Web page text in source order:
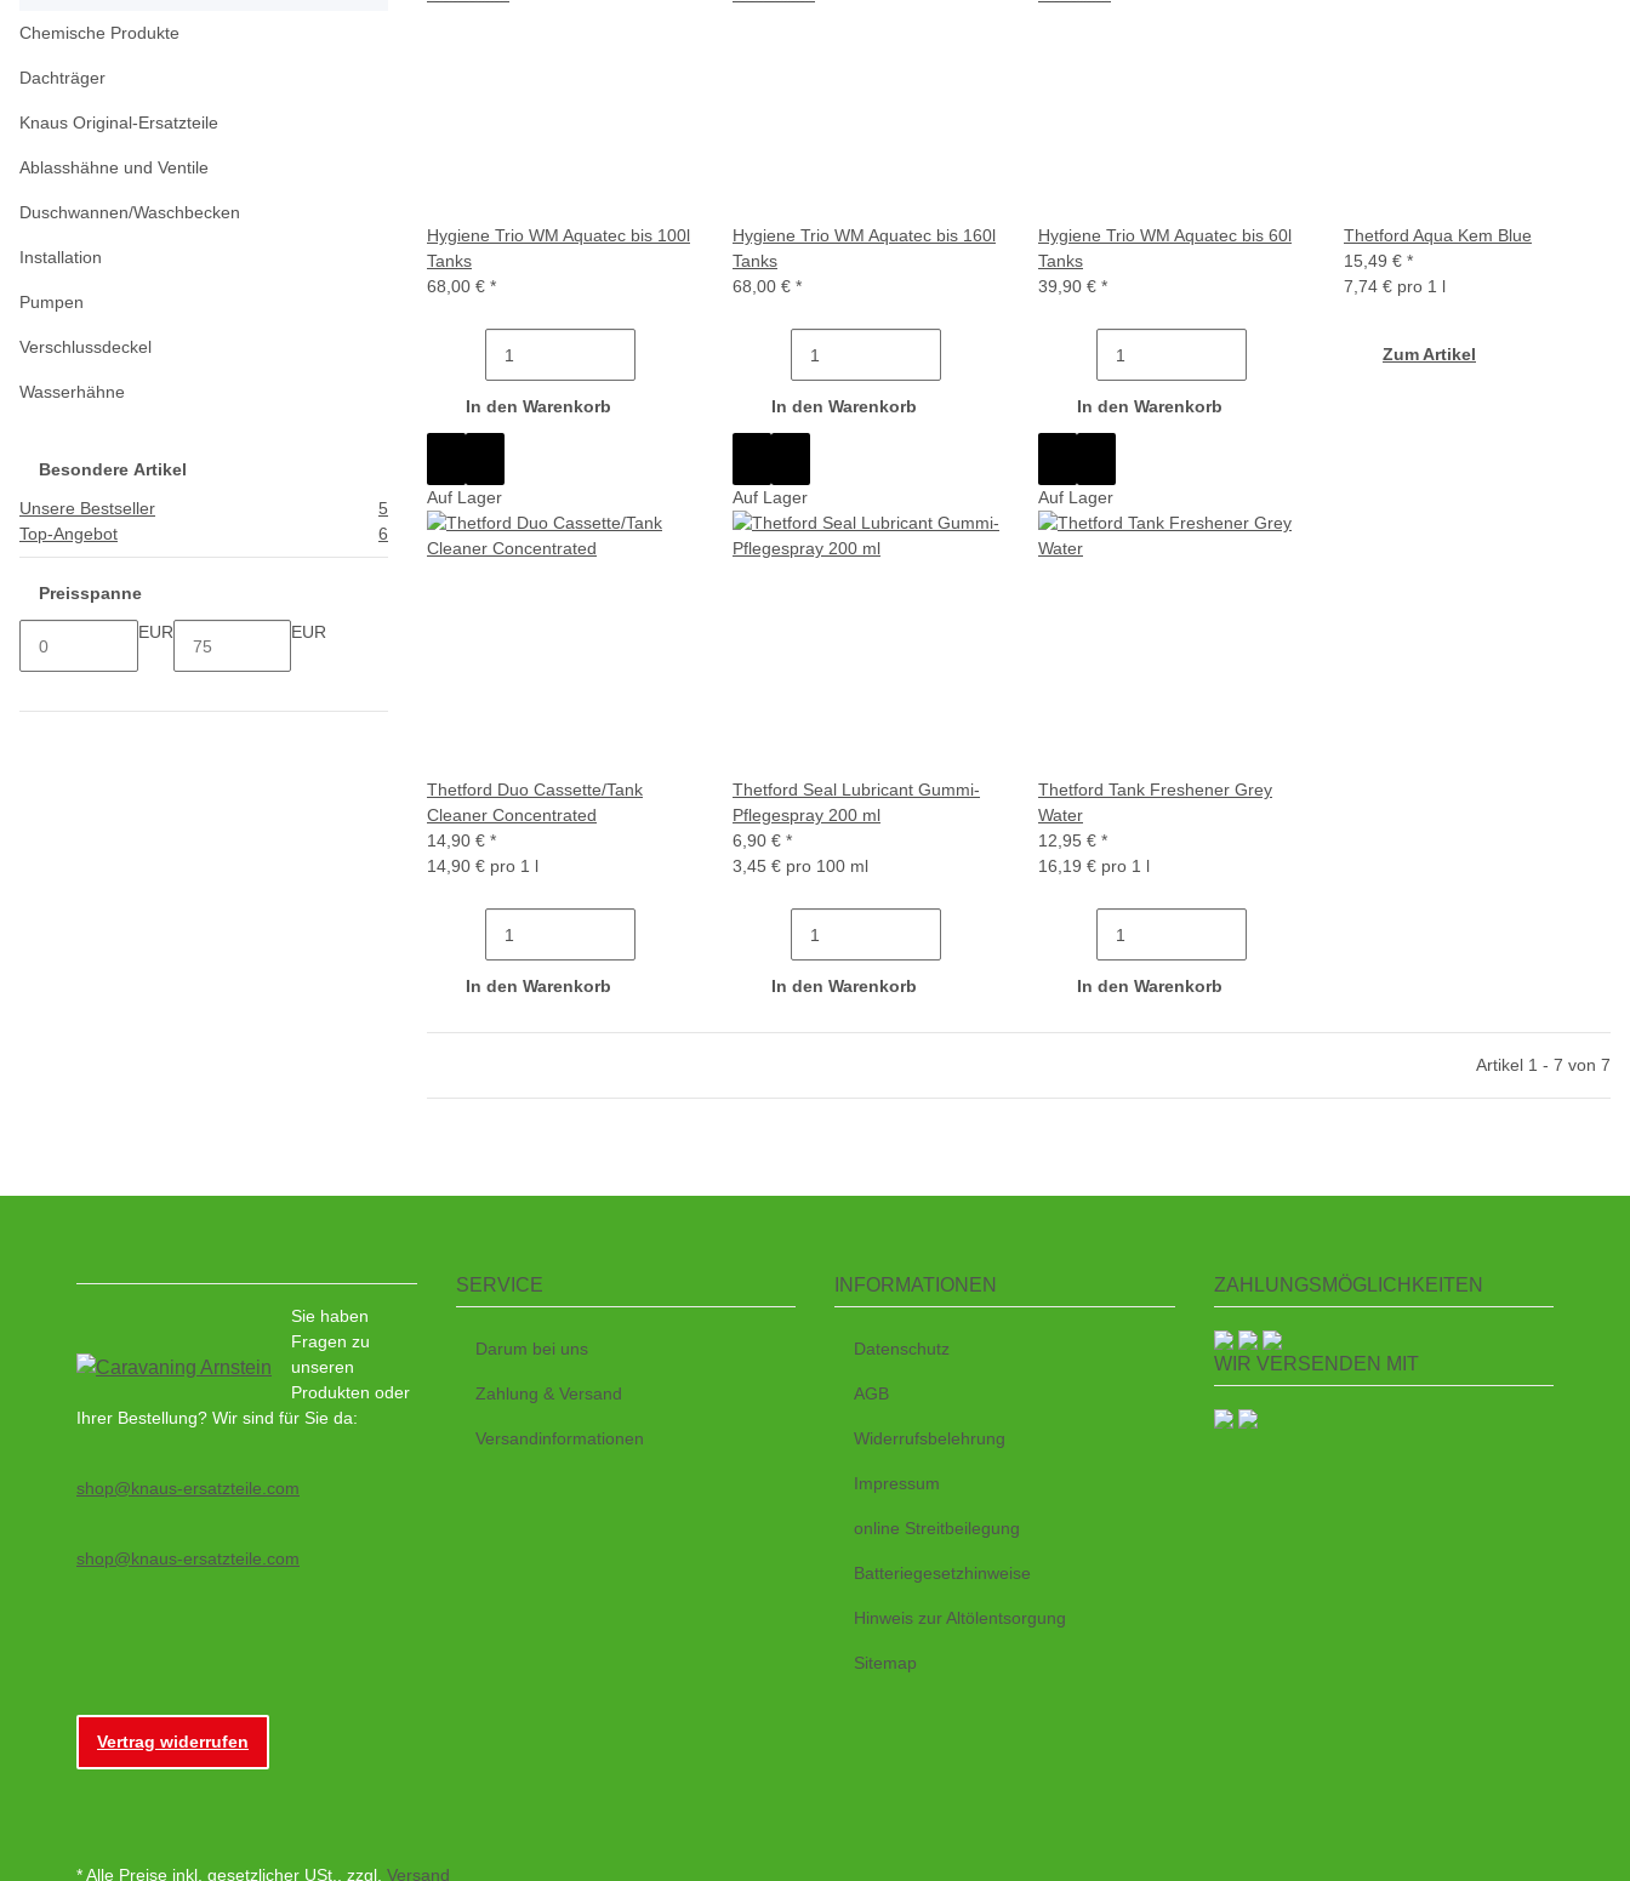
Hygiene Trio WM Aquatec bis 100l
Tanks
68,00 € *
In den Warenkorb
Hygiene Trio WM Aquatec bis 160l
Tanks
68,00 € *
In den Warenkorb
Hygiene Trio WM Aquatec bis 60l
Tanks
39,90 € *
In den Warenkorb
Thetford Aqua Kem Blue
15,49 € *
7,74 € pro 1 l
Zum Artikel
Auf Lager
Thetford Duo Cassette/Tank
Cleaner Concentrated
14,90 € *
14,90 € pro 1 l
In den Warenkorb
Auf Lager
Thetford Seal Lubricant Gummi-
Pflegespray 200 ml
6,90 € *
3,45 € pro 100 ml
In den Warenkorb
Auf Lager
Thetford Tank Freshener Grey
Water
12,95 € *
16,19 € pro 1 l
In den Warenkorb
Artikel 1 - 7 von 7
Chemische Produkte
Dachträger
Knaus Original-Ersatzteile
Ablasshähne und Ventile
Duschwannen/Waschbecken
Installation
Pumpen
Verschlussdeckel
Wasserhähne
Besondere Artikel
Unsere Bestseller
5
Top-Angebot
6
Preisspanne
EUR
EUR
Sie haben
Fragen zu
unseren
Produkten oder
Ihrer Bestellung? Wir sind für Sie da:
shop@knaus-ersatzteile.com
shop@knaus-ersatzteile.com
SERVICE
Darum bei uns
Zahlung & Versand
Versandinformationen
INFORMATIONEN
Datenschutz
AGB
Widerrufsbelehrung
Impressum
online Streitbeilegung
Batteriegesetzhinweise
Hinweis zur Altölentsorgung
Sitemap
ZAHLUNGSMÖGLICHKEITEN
WIR VERSENDEN MIT
Vertrag widerrufen
* Alle Preise inkl. gesetzlicher USt., zzgl. Versand